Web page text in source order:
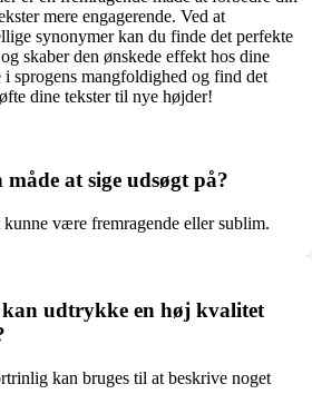
mere engagerende. Ved at
synonymer kan du finde det perfekte
skaber den ønskede effekt hos dine
i sprogens mangfoldighed og find det
dine tekster til nye højder!
at sige udsøgt på?
være fremragende eller sublim.
udtrykke en høj kvalitet
kan bruges til at beskrive noget